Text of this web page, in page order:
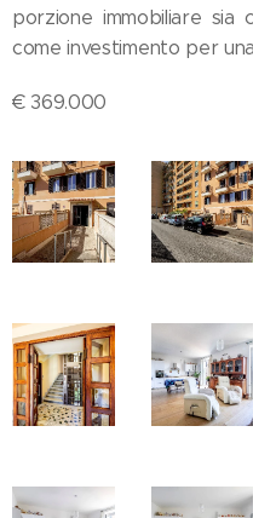
porzione immobiliare sia
come investimento per
€ 369.000